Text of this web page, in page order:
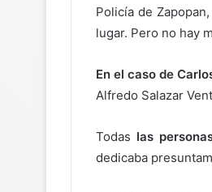
Policía de
lugar. Pero no hay
En el caso de
Alfredo Salazar
Todas las
dedicaba